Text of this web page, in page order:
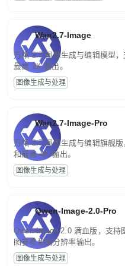
Wan2.7-Image
万相 2.7 图像生成与编辑模型
最高 2K 输出。
图像生成与处理
Wan2.7-Image-Pro
万相 2.7 图像生成与编辑旗舰
和最高 4K 输出。
图像生成与处理
Qwen-Image-2.0-Pro
Qwen-Image-2.0 满血版，支持
图参考和高分辨率输出。
图像生成与处理